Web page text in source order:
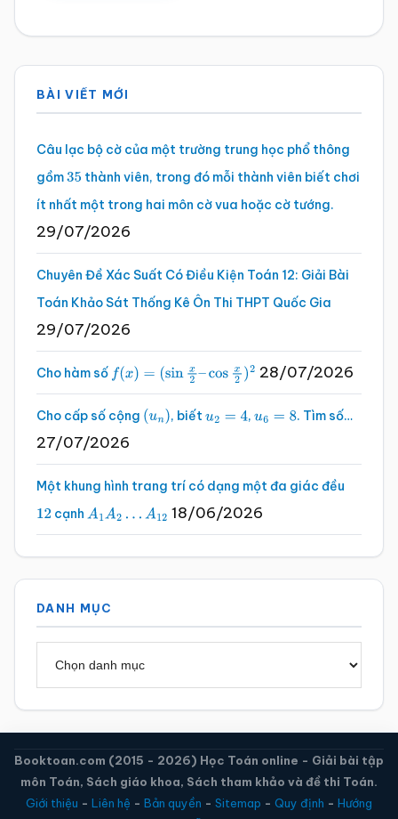
Sidebar
chính
BÀI VIẾT MỚI
Câu lạc bộ cờ của một trường trung học phổ thông
gồm35 thành viên, trong đó mỗi thành viên biết chơi
ít nhất một trong hai môn cờ vua hoặc cờ tướng.
29/07/2026
Chuyên Đề Xác Suất Có Điều Kiện Toán 12: Giải Bài
Toán Khảo Sát Thống Kê Ôn Thi THPT Quốc Gia
29/07/2026
Cho hàm số f(x)=(sinx2 –cosx2 )2 28/07/2026
Cho cấp số cộng (un), biếtu2 =4 , u6 =8 . Tìm số…
27/07/2026
Một khung hình trang trí có dạng một đa giác đều
12 cạnh A1A2…A 12 18/06/2026
DANH MỤC
Booktoan.com (2015 - 2026) Học Toán online - Giải bài tập
môn Toán, Sách giáo khoa, Sách tham khảo và đề thi Toán.
Giới thiệu - Liên hệ - Bản quyền - Sitemap - Quy định - Hướng